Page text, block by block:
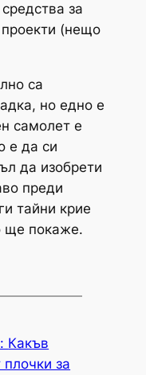
за
проекти (нещо
са
но едно е
самолет е
е да си
да изобрети
преди
тайни крие
ще покаже.
Какъв
плочки за